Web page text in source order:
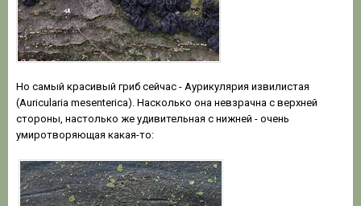
Но самый красивый гриб сейчас - Аурикулярия извилистая
(Auricularia mesenterica). Насколько она невзрачна с верхней
стороны, настолько же удивительная с нижней - очень
умиротворяющая какая-то: